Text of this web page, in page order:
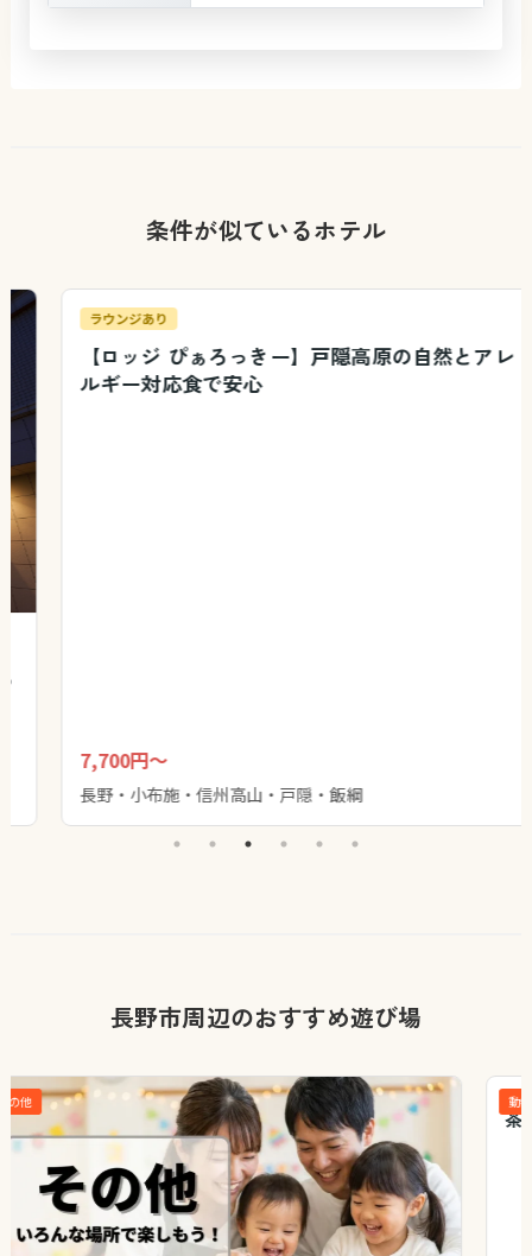
条件が似ているホテル
7,700円～
長野・小布施・信州高山・戸隠・飯綱
長野市周辺のおすすめ遊び場
動物園